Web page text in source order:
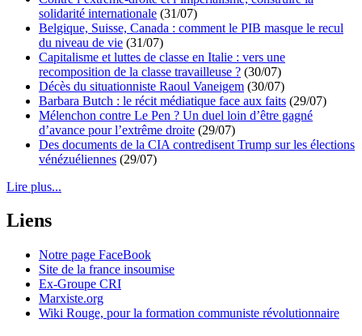
solidarité internationale (31/07)
Belgique, Suisse, Canada : comment le PIB masque le recul
du niveau de vie (31/07)
Capitalisme et luttes de classe en Italie : vers une
recomposition de la classe travailleuse ? (30/07)
Décès du situationniste Raoul Vaneigem (30/07)
Barbara Butch : le récit médiatique face aux faits (29/07)
Mélenchon contre Le Pen ? Un duel loin d’être gagné
d’avance pour l’extrême droite (29/07)
Des documents de la CIA contredisent Trump sur les élections
vénézuéliennes (29/07)
Lire plus...
Liens
Notre page FaceBook
Site de la france insoumise
Ex-Groupe CRI
Marxiste.org
Wiki Rouge, pour la formation communiste révolutionnaire